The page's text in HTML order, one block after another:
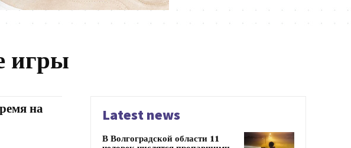
игры
на
Latest news
В Волгоградской области 11